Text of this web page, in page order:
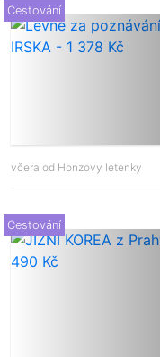
Cestování
včera od Honzovy letenky
Cestování